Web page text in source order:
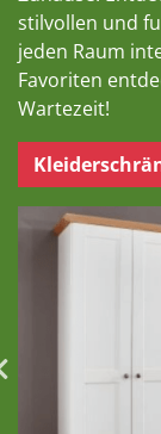
stilvollen und
jeden Raum
Favoriten
Wartezeit!